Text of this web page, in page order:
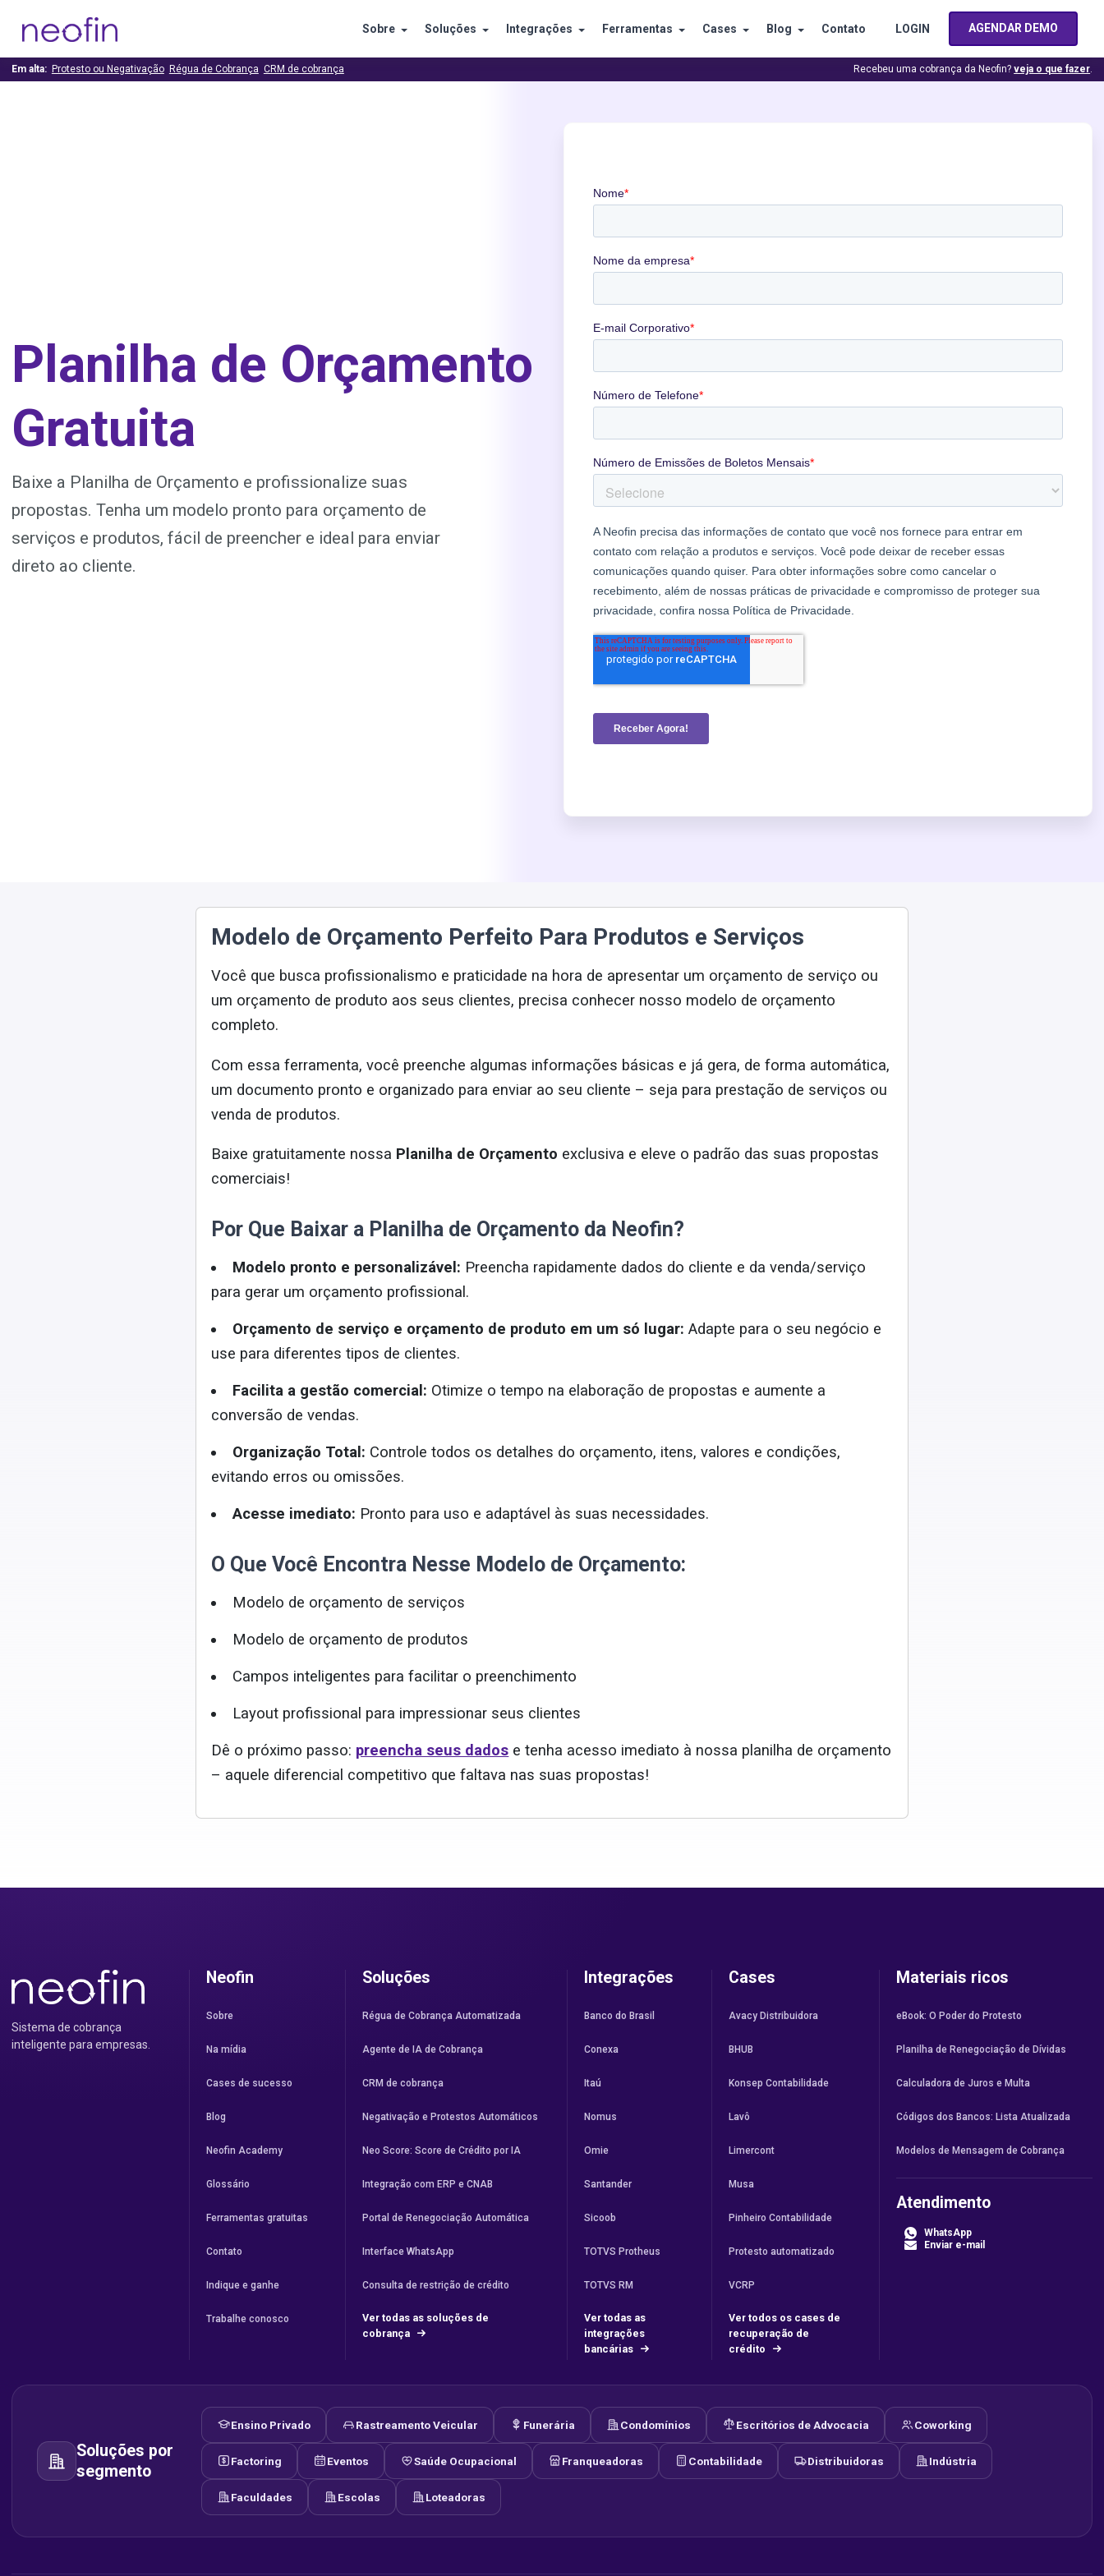
Sobre Soluções Integrações Ferramentas Cases Blog Contato LOGIN AGENDAR DEMO
Em alta: Protesto ou Negativação Régua de Cobrança CRM de cobrança Recebeu uma cobrança da Neofin?veja o que fazer.
Planilha de Orçamento
Gratuita
Baixe a Planilha de Orçamento e profissionalize suas
propostas. Tenha um modelo pronto para orçamento de
serviços e produtos, fácil de preencher e ideal para enviar
direto ao cliente.
Modelo de Orçamento Perfeito Para Produtos e Serviços
Você que busca profissionalismo e praticidade na hora de apresentar um orçamento de serviço ou
um orçamento de produto aos seus clientes, precisa conhecer nosso modelo de orçamento
completo.
Com essa ferramenta, você preenche algumas informações básicas e já gera, de forma automática,
um documento pronto e organizado para enviar ao seu cliente – seja para prestação de serviços ou
venda de produtos.
Baixe gratuitamente nossa Planilha de Orçamento exclusiva e eleve o padrão das suas propostas
comerciais!
Por Que Baixar a Planilha de Orçamento da Neofin?
Modelo pronto e personalizável: Preencha rapidamente dados do cliente e da venda/serviço
para gerar um orçamento profissional.
Orçamento de serviço e orçamento de produto em um só lugar: Adapte para o seu negócio e
use para diferentes tipos de clientes.
Facilita a gestão comercial: Otimize o tempo na elaboração de propostas e aumente a
conversão de vendas.
Organização Total: Controle todos os detalhes do orçamento, itens, valores e condições,
evitando erros ou omissões.
Acesse imediato: Pronto para uso e adaptável às suas necessidades.
O Que Você Encontra Nesse Modelo de Orçamento:
Modelo de orçamento de serviços
Modelo de orçamento de produtos
Campos inteligentes para facilitar o preenchimento
Layout profissional para impressionar seus clientes
Dê o próximo passo: preencha seus dados e tenha acesso imediato à nossa planilha de orçamento
– aquele diferencial competitivo que faltava nas suas propostas!
Sistema de cobrança
inteligente para empresas.
Neofin
Sobre
Na mídia
Cases de sucesso
Blog
Neofin Academy
Glossário
Ferramentas gratuitas
Contato
Indique e ganhe
Trabalhe conosco
Soluções
Régua de Cobrança Automatizada
Agente de IA de Cobrança
CRM de cobrança
Negativação e Protestos Automáticos
Neo Score: Score de Crédito por IA
Integração com ERP e CNAB
Portal de Renegociação Automática
Interface WhatsApp
Consulta de restrição de crédito
Ver todas as soluções de
cobrança
Integrações
Banco do Brasil
Conexa
Itaú
Nomus
Omie
Santander
Sicoob
TOTVS Protheus
TOTVS RM
Ver todas as
integrações
bancárias
Cases
Avacy Distribuidora
BHUB
Konsep Contabilidade
Lavô
Limercont
Musa
Pinheiro Contabilidade
Protesto automatizado
VCRP
Ver todos os cases de
recuperação de
crédito
Materiais ricos
eBook: O Poder do Protesto
Planilha de Renegociação de Dívidas
Calculadora de Juros e Multa
Códigos dos Bancos: Lista Atualizada
Modelos de Mensagem de Cobrança
Atendimento
WhatsApp
Enviar e-mail
Soluções por
segmento
Ensino Privado Rastreamento Veicular Funerária Condomínios Escritórios de Advocacia Coworking
Factoring Eventos Saúde Ocupacional Franqueadoras Contabilidade Distribuidoras Indústria
Faculdades Escolas Loteadoras